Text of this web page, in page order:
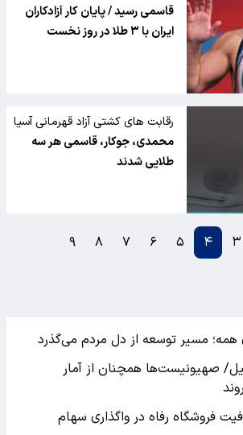
قاسمی رسید / پایان کار آزادکاران
ایران با ۳ طلا در روز نخست
رقابت های کشتی آزاد قهرمانی آسیا
– قزاقستان:
محمدی، جوکار، قاسمی هر سه
طلایی شدند
۳ ۴ ۵ ۶ ۷ ۸ ۹
همه؛ مسیر توسعه از دل مردم می‌گذرد
صهیونیست‌ها همچنان از آمار
فروشگاه رفاه در واگذاری سهام